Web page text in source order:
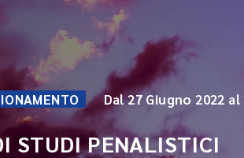
Dal 27 Giugno 2022
STUDI PENALISTICI